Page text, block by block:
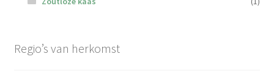
Regio’s van herkomst